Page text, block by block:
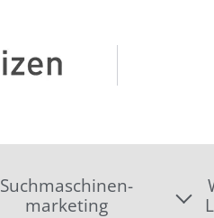
Suchmaschinen-
marketing